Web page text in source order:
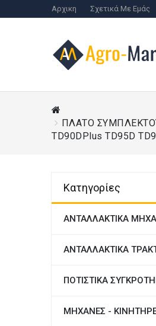
Αρχικη Σχετικά Με Εμάς
ΠΛΑΤO ΣΥΜΠΛΕΚΤΟΥ
TD90DPlus TD95D
Κατηγορίες
ΑΝΤΑΛΛΑΚΤΙΚΑ
ΑΝΤΑΛΛΑΚΤΙΚΑ
ΠΟΤΙΣΤΙΚΑ
ΜΗΧΑΝΕΣ -